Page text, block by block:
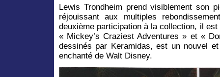
Lewis Trondheim prend visiblement son
réjouissant aux multiples
deuxième participation à la collection, il est
« Mickey’s Craziest Adventures » et «
dessinés par Keramidas, est un nouvel
enchanté de Walt Disney.